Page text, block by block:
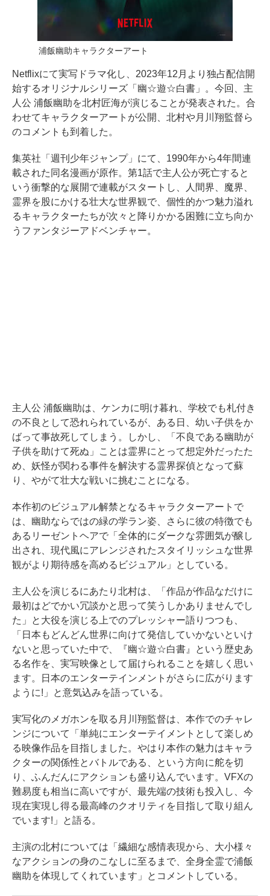
浦飯幽助キャラクターアート
Netflixにて実写ドラマ化し、2023年12月より独占配信開
始するオリジナルシリーズ「幽☆遊☆白書」。今回、主
人公 浦飯幽助を北村匠海が演じることが発表された。合
わせてキャラクターアートが公開、北村や月川翔監督ら
のコメントも到着した。
集英社「週刊少年ジャンプ」にて、1990年から4年間連
載された同名漫画が原作。第1話で主人公が死亡すると
いう衝撃的な展開で連載がスタートし、人間界、魔界、
霊界を股にかける壮大な世界観で、個性的かつ魅力溢れ
るキャラクターたちが次々と降りかかる困難に立ち向か
うファンタジーアドベンチャー。
主人公 浦飯幽助は、ケンカに明け暮れ、学校でも札付き
の不良として恐れられているが、ある日、幼い子供をか
ばって事故死してしまう。しかし、「不良である幽助が
子供を助けて死ぬ」ことは霊界にとって想定外だったた
め、妖怪が関わる事件を解決する霊界探偵となって蘇
り、やがて壮大な戦いに挑むことになる。
本作初のビジュアル解禁となるキャラクターアートで
は、幽助ならではの緑の学ラン姿、さらに彼の特徴でも
あるリーゼントヘアで「全体的にダークな雰囲気が醸し
出され、現代風にアレンジされたスタイリッシュな世界
観がより期待感を高めるビジュアル」としている。
主人公を演じるにあたり北村は、「作品が作品なだけに
最初はどでかい冗談かと思って笑うしかありませんでし
た」と大役を演じる上でのプレッシャー語りつつも、
「日本もどんどん世界に向けて発信していかないといけ
ないと思っていた中で、『幽☆遊☆白書』という歴史あ
る名作を、実写映像として届けられることを嬉しく思い
ます。日本のエンターテインメントがさらに広がります
ように!」と意気込みを語っている。
実写化のメガホンを取る月川翔監督は、本作でのチャレ
ンジについて「単純にエンターテイメントとして楽しめ
る映像作品を目指しました。やはり本作の魅力はキャラ
クターの関係性とバトルである、という方向に舵を切
り、ふんだんにアクションも盛り込んでいます。VFXの
難易度も相当に高いですが、最先端の技術も投入し、今
現在実現し得る最高峰のクオリティを目指して取り組ん
でいます!」と語る。
主演の北村については「繊細な感情表現から、大小様々
なアクションの身のこなしに至るまで、全身全霊で浦飯
幽助を体現してくれています」とコメントしている。